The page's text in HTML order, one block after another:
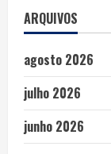
ARQUIVOS
agosto 2026
julho 2026
junho 2026